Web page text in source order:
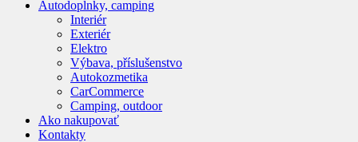
Autodoplnky, camping
Interiér
Exteriér
Elektro
Výbava, příslušenstvo
Autokozmetika
CarCommerce
Camping, outdoor
Ako nakupovať
Kontakty